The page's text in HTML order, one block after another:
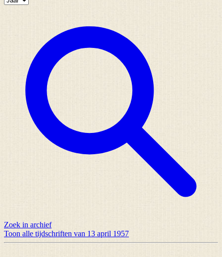
Zoek in archief
Toon alle tijdschriften van 13 april 1957